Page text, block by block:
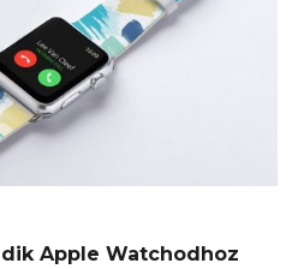
Apple Watchodhoz